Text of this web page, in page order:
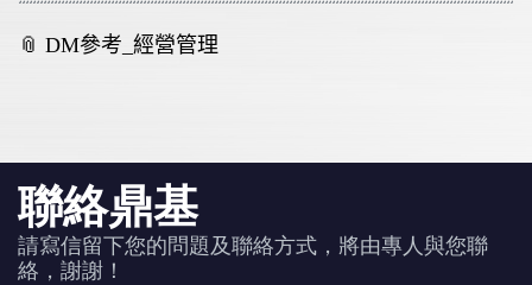
📎 DM參考 _經營管理
聯絡鼎基
請寫信留下您的問題及聯絡方式，將由專人與您聯
絡，謝謝！